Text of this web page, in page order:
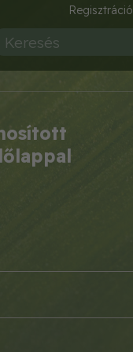
Regisztráció